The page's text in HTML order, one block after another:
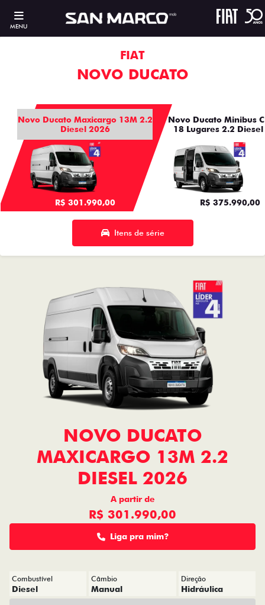
MENU
FIAT
NOVO DUCATO
Novo Ducato Maxicargo 13M 2.2
Diesel 2026
R$ 301.990,00
Novo Ducato Minibus
18 Lugares 2.2
R$ 375.990,00
Itens de série
NOVO DUCATO
MAXICARGO 13M 2.2
DIESEL 2026
A partir de
R$ 301.990,00
Liga pra mim?
Combustível
Diesel
Câmbio
Manual
Direção
Hidráulica